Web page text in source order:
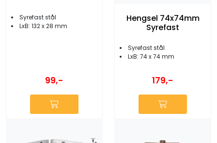
Syrefast stål
LxB: 132 x 28 mm
99,-
Hengsel 74x74mm
Syrefast
Syrefast stål
LxB: 74 x 74 mm
179,-